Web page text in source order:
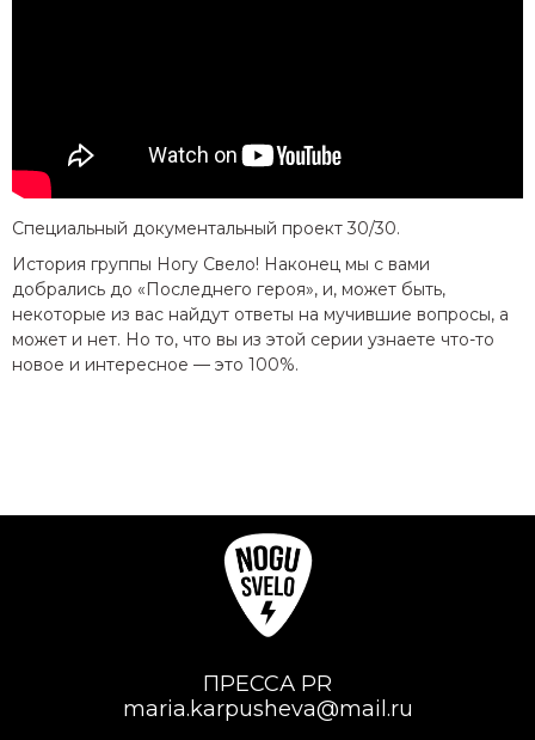
Специальный документальный проект 30/30.
История группы Ногу Свело! Наконец мы с вами
добрались до «Последнего героя», и, может быть,
некоторые из вас найдут ответы на мучившие вопросы, а
может и нет. Но то, что вы из этой серии узнаете что-то
новое и интересное — это 100%.
ПРЕССА PR
maria.karpusheva@mail.ru